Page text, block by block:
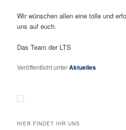
Wir wünschen allen eine tolle und
uns auf euch.
Das Team der LTS
Veröffentlicht unterAktuelles
HIER FINDET IHR UNS